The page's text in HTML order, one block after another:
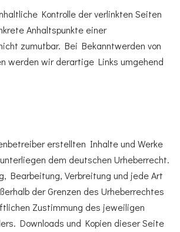
Kontrolle der verlinkten Seiten
Anhaltspunkte einer
zumutbar. Bei Bekanntwerden von
werden wir derartige Links umgehend
erstellten Inhalte und Werke
dem deutschen Urheberrecht.
Bearbeitung, Verbreitung und jede Art
der Grenzen des Urheberrechtes
Zustimmung des jeweiligen
Downloads und Kopien dieser Seite